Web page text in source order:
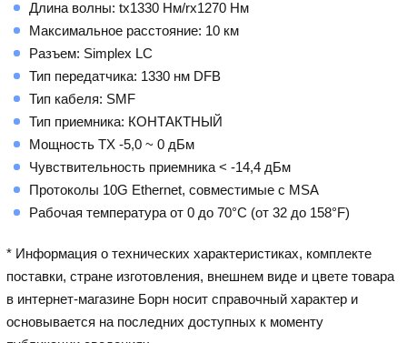
Длина волны: tx1330 Нм/rx1270 Нм
Максимальное расстояние: 10 км
Разъем: Simplex LC
Тип передатчика: 1330 нм DFB
Тип кабеля: SMF
Тип приемника: КОНТАКТНЫЙ
Мощность TX -5,0 ~ 0 дБм
Чувствительность приемника < -14,4 дБм
Протоколы 10G Ethernet, совместимые с MSA
Рабочая температура от 0 до 70°C (от 32 до 158°F)
* Информация о технических характеристиках, комплекте
поставки, стране изготовления, внешнем виде и цвете товара
в интернет-магазине Борн носит справочный характер и
основывается на последних доступных к моменту